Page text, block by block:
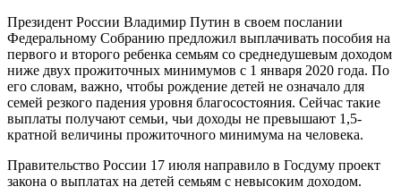
Президент России Владимир Путин в своем послании
Федеральному Собранию предложил выплачивать пособия на
первого и второго ребенка семьям со среднедушевым доходом
ниже двух прожиточных минимумов с 1 января 2020 года. По
его словам, важно, чтобы рождение детей не означало для
семей резкого падения уровня благосостояния. Сейчас такие
выплаты получают семьи, чьи доходы не превышают 1,5-
кратной величины прожиточного минимума на человека.
Правительство России 17 июля направило в Госдуму проект
закона о выплатах на детей семьям с невысоким доходом.